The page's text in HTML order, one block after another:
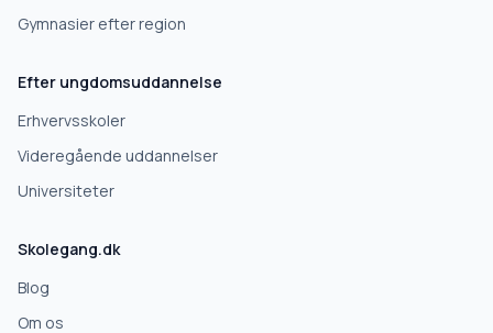
Videregående uddannelse
Deles kun med gymnasier, der matcher det, du søger.
Gymnasier efter region
Efter ungdomsuddannelse
Erhvervsskoler
Videregående uddannelser
Universiteter
Skolegang.dk
Blog
Om os